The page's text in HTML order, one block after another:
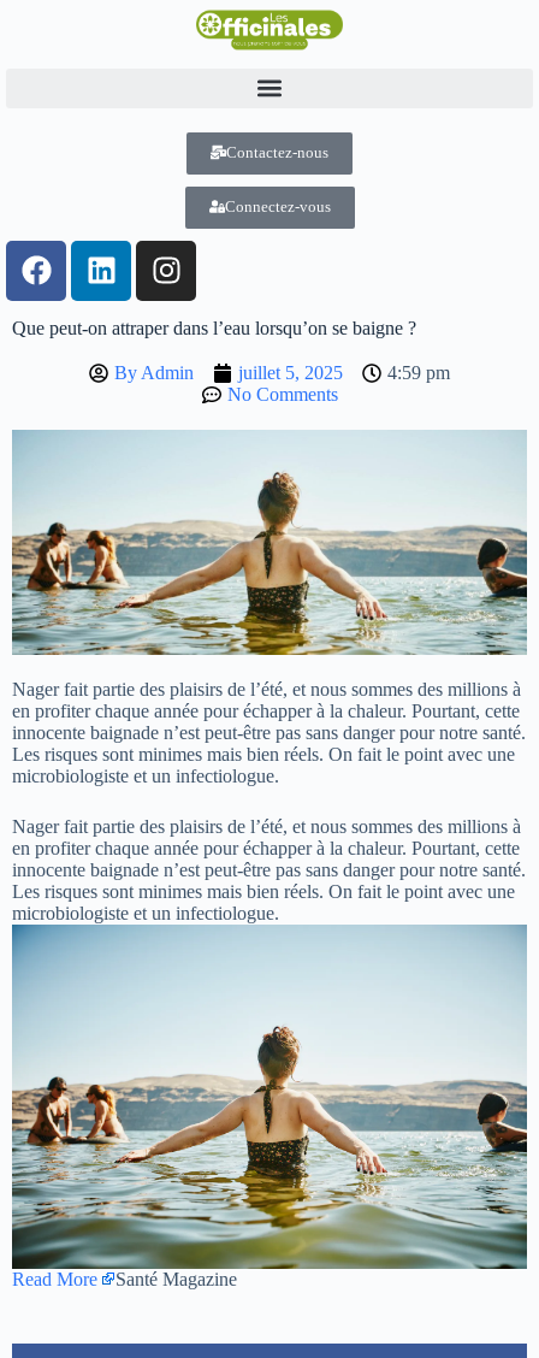
Contactez-nous
Connectez-vous
Que peut-on attraper dans l’eau lorsqu’on se baigne ?
By Admin juillet 5, 2025
4:59 pm
No Comments
Nager fait partie des plaisirs de l’été, et nous sommes des millions à
en profiter chaque année pour échapper à la chaleur. Pourtant, cette
innocente baignade n’est peut-être pas sans danger pour notre santé.
Les risques sont minimes mais bien réels. On fait le point avec une
microbiologiste et un infectiologue.
Nager fait partie des plaisirs de l’été, et nous sommes des millions à
en profiter chaque année pour échapper à la chaleur. Pourtant, cette
innocente baignade n’est peut-être pas sans danger pour notre santé.
Les risques sont minimes mais bien réels. On fait le point avec une
microbiologiste et un infectiologue.
Read More Santé Magazine